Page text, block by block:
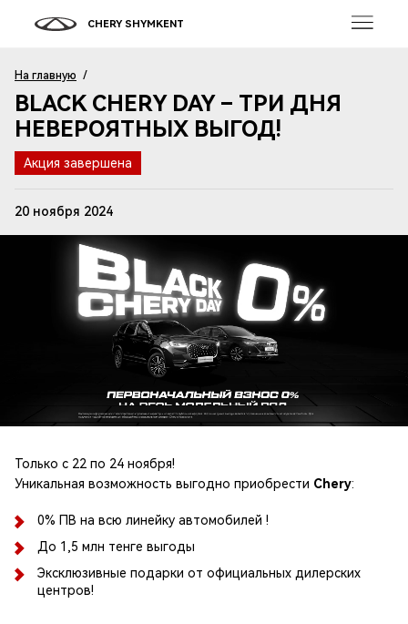
CHERY SHYMKENT
На главную /
BLACK CHERY DAY – ТРИ ДНЯ
НЕВЕРОЯТНЫХ ВЫГОД!
Акция завершена
20 ноября 2024
Только с 22 по 24 ноября!
Уникальная возможность выгодно приобрести Chery:
0% ПВ на всю линейку автомобилей !
⁠До 1,5 млн тенге выгоды
⁠Эксклюзивные подарки от официальных дилерских
центров!